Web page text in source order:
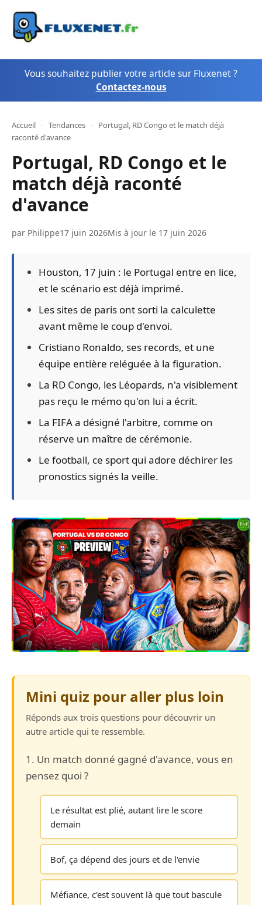
Vous souhaitez publier votre article sur Fluxenet ?
Contactez-nous
Accueil - Tendances - Portugal, RD Congo et le match déjà
raconté d'avance
Portugal, RD Congo et le
match déjà raconté
d'avance
par Philippe17 juin 2026Mis à jour le 17 juin 2026
Houston, 17 juin : le Portugal entre en lice,
et le scénario est déjà imprimé.
Les sites de paris ont sorti la calculette
avant même le coup d'envoi.
Cristiano Ronaldo, ses records, et une
équipe entière reléguée à la figuration.
La RD Congo, les Léopards, n'a visiblement
pas reçu le mémo qu'on lui a écrit.
La FIFA a désigné l'arbitre, comme on
réserve un maître de cérémonie.
Le football, ce sport qui adore déchirer les
pronostics signés la veille.
Mini quiz pour aller plus loin
Réponds aux trois questions pour découvrir un
autre article qui te ressemble.
1. Un match donné gagné d'avance, vous en
pensez quoi ?
Le résultat est plié, autant lire le score
demain
Bof, ça dépend des jours et de l'envie
Méfiance, c'est souvent là que tout bascule